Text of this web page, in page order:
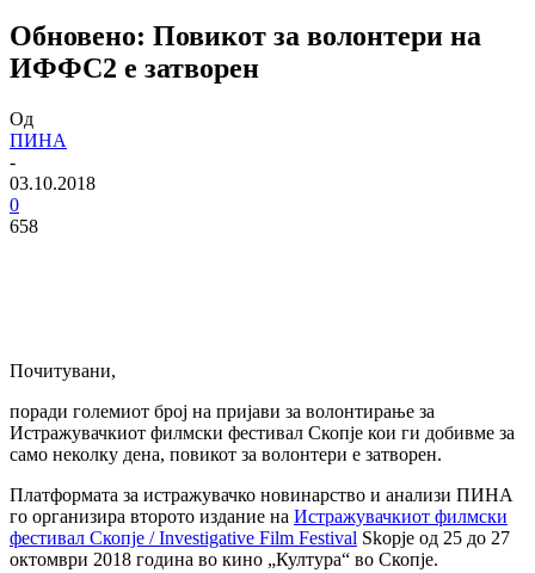
Обновено: Повикот за волонтери на
ИФФС2 е затворен
Од
ПИНА
-
03.10.2018
0
658
Почитувани,
поради големиот број на пријави за волонтирање за
Истражувачкиот филмски фестивал Скопје кои ги добивме за
само неколку дена, повикот за волонтери е затворен.
Платформата за истражувачко новинарство и анализи ПИНА
го организира второто издание на Истражувачкиот филмски
фестивал Скопје / Investigative Film Festival Skopje од 25 до 27
октомври 2018 година во кино „Култура“ во Скопје.